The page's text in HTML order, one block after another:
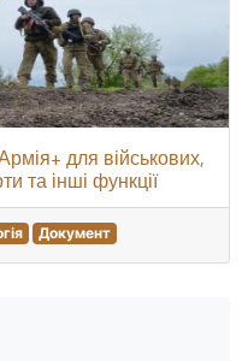
для військових,
та інші функції
Документ